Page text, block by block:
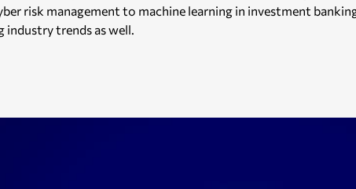
risk management to machine learning in investment
trends as well.